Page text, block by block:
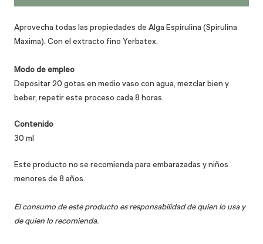
Aprovecha todas las propiedades de Alga Espirulina (Spirulina
Maxima). Con el extracto fino Yerbatex.
Modo de empleo
Depositar 20 gotas en medio vaso con agua, mezclar bien y
beber, repetir este proceso cada 8 horas.
Contenido
30 ml
Este producto no se recomienda para embarazadas y niños
menores de 8 años.
El consumo de este producto es responsabilidad de quien lo usa y
de quien lo recomienda.